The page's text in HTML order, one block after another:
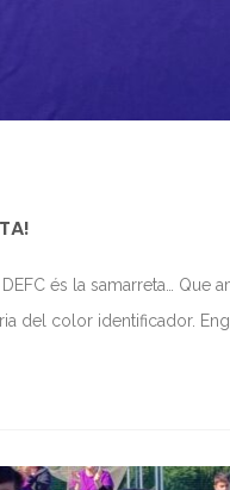
és la samarreta… Que
del color identificador.